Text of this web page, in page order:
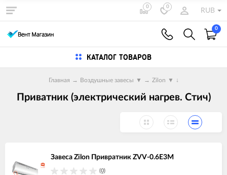
0 0
RUB
0
КАТАЛОГ ТОВАРОВ
Главная → Воздушные завесы ▼ → Zilon ▼ ↓
Приватник (электрический нагрев. Стич)
Завеса Zilon Привратник ZVV-0.6E3M
(0)